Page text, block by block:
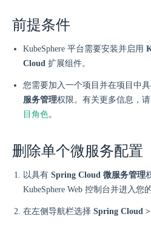
前提条件
KubeSphere 平台需要安装并启用
Cloud 扩展组件。
您需要加入一个项目并在项目中
服务管理权限。有关更多信息，请
目角色。
删除单个微服务配置
以具有 Spring Cloud 微服务管理
KubeSphere Web 控制台并进入您
在左侧导航栏选择 Spring Cloud